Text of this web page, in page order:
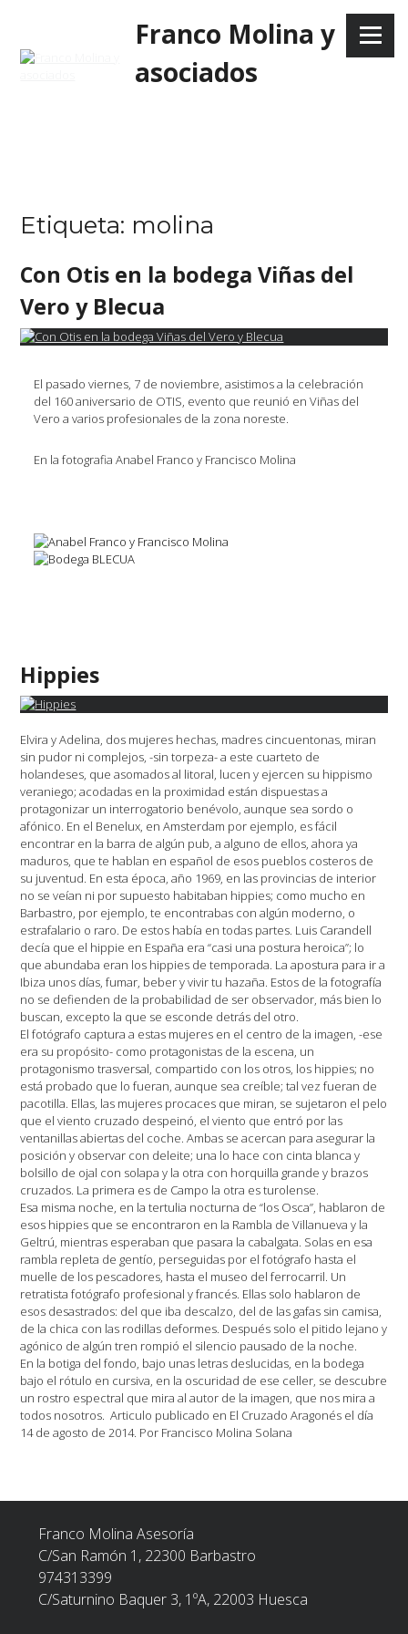
Franco Molina y
asociados
Menu
Etiqueta: molina
Con Otis en la bodega Viñas del
Vero y Blecua
El pasado viernes, 7 de noviembre, asistimos a la celebración
del 160 aniversario de OTIS, evento que reunió en Viñas del
Vero a varios profesionales de la zona noreste.
En la fotografia Anabel Franco y Francisco Molina
Hippies
Elvira y Adelina, dos mujeres hechas, madres cincuentonas, miran
sin pudor ni complejos, -sin torpeza- a este cuarteto de
holandeses, que asomados al litoral, lucen y ejercen su hippismo
veraniego; acodadas en la proximidad están dispuestas a
protagonizar un interrogatorio benévolo, aunque sea sordo o
afónico. En el Benelux, en Amsterdam por ejemplo, es fácil
encontrar en la barra de algún pub, a alguno de ellos, ahora ya
maduros, que te hablan en español de esos pueblos costeros de
su juventud. En esta época, año 1969, en las provincias de interior
no se veían ni por supuesto habitaban hippies; como mucho en
Barbastro, por ejemplo, te encontrabas con algún moderno, o
estrafalario o raro. De estos había en todas partes. Luis Carandell
decía que el hippie en España era “casi una postura heroica”; lo
que abundaba eran los hippies de temporada. La apostura para ir a
Ibiza unos días, fumar, beber y vivir tu hazaña. Estos de la fotografía
no se defienden de la probabilidad de ser observador, más bien lo
buscan, excepto la que se esconde detrás del otro.
El fotógrafo captura a estas mujeres en el centro de la imagen, -ese
era su propósito- como protagonistas de la escena, un
protagonismo trasversal, compartido con los otros, los hippies; no
está probado que lo fueran, aunque sea creíble; tal vez fueran de
pacotilla. Ellas, las mujeres procaces que miran, se sujetaron el pelo
que el viento cruzado despeinó, el viento que entró por las
ventanillas abiertas del coche. Ambas se acercan para asegurar la
posición y observar con deleite; una lo hace con cinta blanca y
bolsillo de ojal con solapa y la otra con horquilla grande y brazos
cruzados. La primera es de Campo la otra es turolense.
Esa misma noche, en la tertulia nocturna de “los Osca”, hablaron de
esos hippies que se encontraron en la Rambla de Villanueva y la
Geltrú, mientras esperaban que pasara la cabalgata. Solas en esa
rambla repleta de gentío, perseguidas por el fotógrafo hasta el
muelle de los pescadores, hasta el museo del ferrocarril. Un
retratista fotógrafo profesional y francés. Ellas solo hablaron de
esos desastrados: del que iba descalzo, del de las gafas sin camisa,
de la chica con las rodillas deformes. Después solo el pitido lejano y
agónico de algún tren rompió el silencio pausado de la noche.
En la botiga del fondo, bajo unas letras deslucidas, en la bodega
bajo el rótulo en cursiva, en la oscuridad de ese celler, se descubre
un rostro espectral que mira al autor de la imagen, que nos mira a
todos nosotros. Articulo publicado en El Cruzado Aragonés el día
14 de agosto de 2014. Por Francisco Molina Solana
Franco Molina Asesoría
C/San Ramón 1, 22300 Barbastro
974313399
C/Saturnino Baquer 3, 1ºA, 22003 Huesca